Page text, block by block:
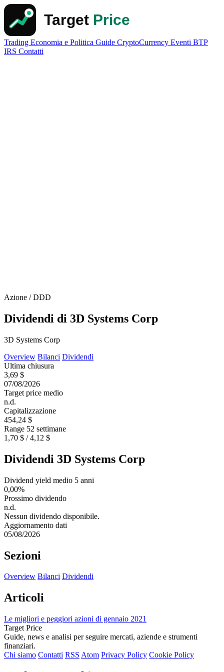
Trading Economia e Politica Guide CryptoCurrency Eventi BTP
IRS Contatti
Azione / DDD
Dividendi di 3D Systems Corp
3D Systems Corp
Overview Bilanci Dividendi
Ultima chiusura
3,69 $
07/08/2026
Target price medio
n.d.
Capitalizzazione
454,24 $
Range 52 settimane
1,70 $ / 4,12 $
Dividendi 3D Systems Corp
Dividend yield medio 5 anni
0,00%
Prossimo dividendo
n.d.
Nessun dividendo disponibile.
Aggiornamento dati
05/08/2026
Sezioni
Overview Bilanci Dividendi
Articoli
Le migliori e peggiori azioni di gennaio 2021
Target Price
Guide, news e analisi per seguire mercati, aziende e strumenti
finanziari.
Chi siamo Contatti RSS Atom Privacy Policy Cookie Policy